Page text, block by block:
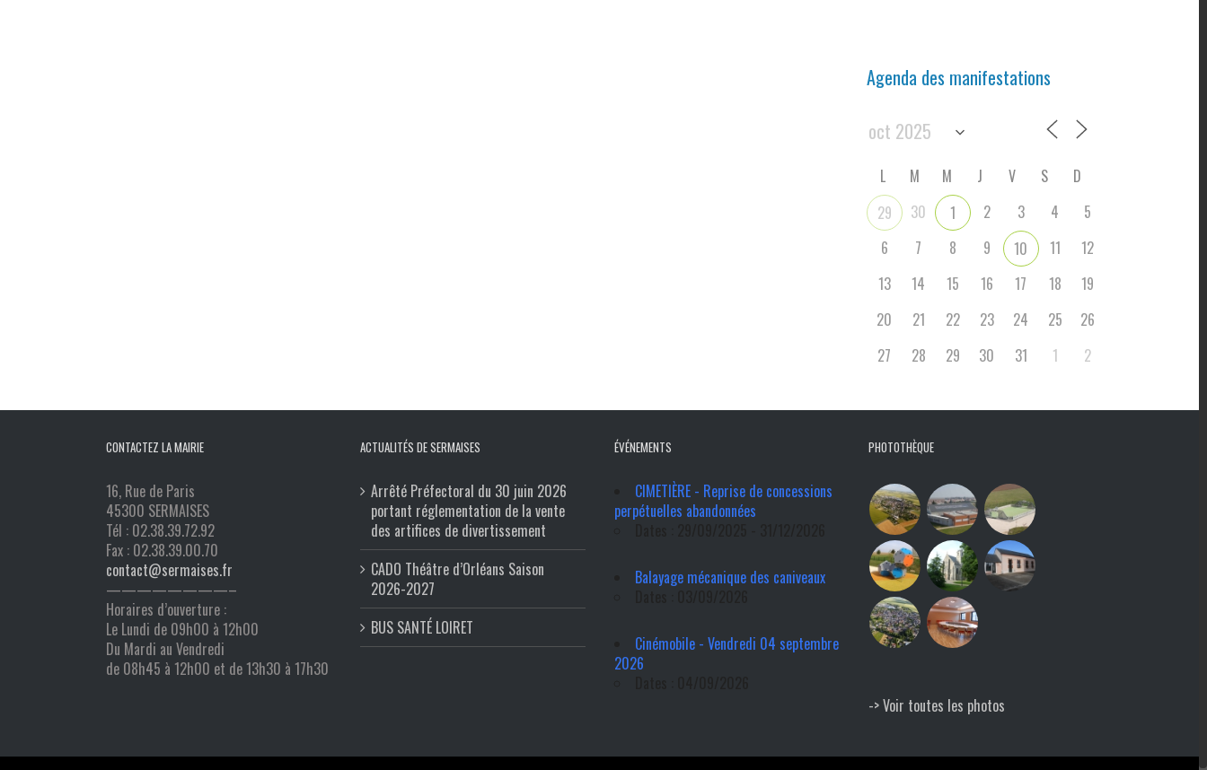
Agenda des manifestations
L M M J V S
D
29
30 1 2 3 4
5
6
7 8 9 10 11
12
13
14 15 16 17 18
19
20
21 22 23 24 25
26
27
28 29 30 31 1 2
CONTACTEZ LA MAIRIE
16, Rue de Paris
45300 SERMAISES
Tél : 02.38.39.72.92
Fax : 02.38.39.00.70
contact@sermaises.fr
————————–
Horaires d’ouverture :
Le Lundi de 09h00 à 12h00
Du Mardi au Vendredi
de 08h45 à 12h00 et de 13h30 à 17h30
ACTUALITÉS DE SERMAISES
Arrêté Préfectoral du 30 juin 2026
portant réglementation de la vente
des artifices de divertissement
CADO Théâtre d’Orléans Saison
2026-2027
BUS SANTÉ LOIRET
ÉVÉNEMENTS
CIMETIÈRE - Reprise de concessions
perpétuelles abandonnées
Balayage mécanique des caniveaux
Cinémobile - Vendredi 04 septembre
2026
PHOTOTHÈQUE
-> Voir toutes les photos